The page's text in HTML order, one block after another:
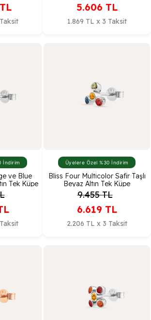
TL 5.606 TL
1.869 TL x 3 Taksit
İndirim
ve Blue
Tek Küpe
Üyelere Özel %30 İndirim
Bliss Four Multicolor Safir Taşlı
Beyaz Altın Tek Küpe
9.455TL
6.619 TL
2.206 TL x 3 Taksit